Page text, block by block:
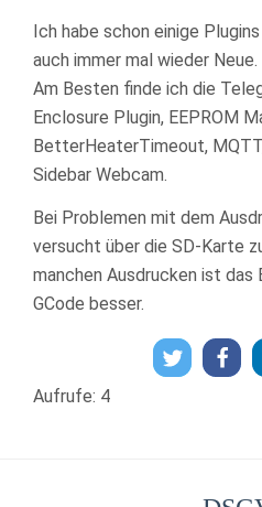
Ich habe schon einige
auch immer mal wieder Neue.
Am Besten finde ich die
Enclosure Plugin, EEPROM
BetterHeaterTimeout,
Sidebar Webcam.
Bei Problemen mit dem
versucht über die SD-Karte
manchen Ausdrucken ist
GCode besser.
Aufrufe: 4